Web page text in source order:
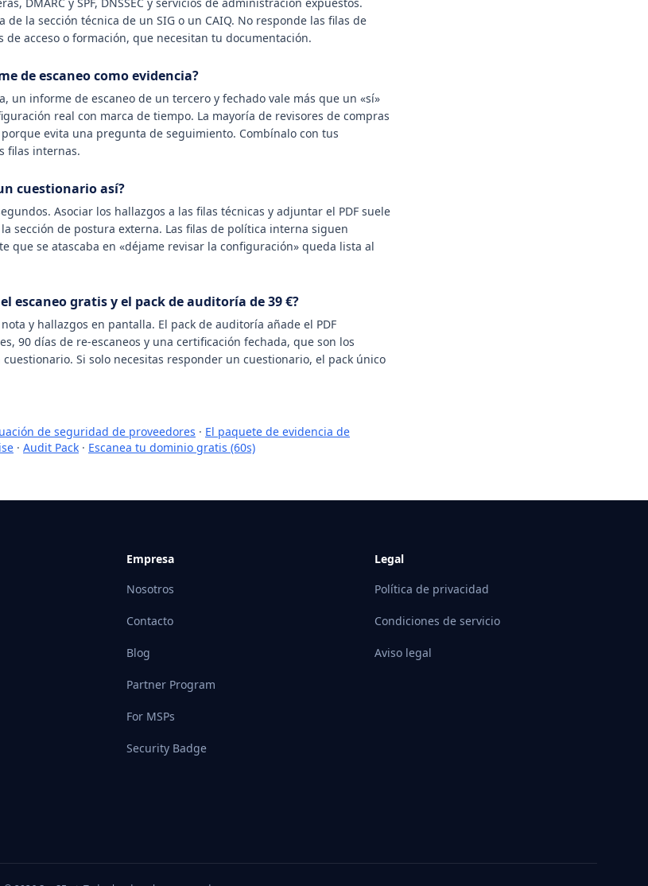
la sección técnica de un SIG o un CAIQ. No responde las filas de
acceso o formación, que necesitan tu documentación.
de escaneo como evidencia?
un informe de escaneo de un tercero y fechado vale más que un «sí»
real con marca de tiempo. La mayoría de revisores de compras
evita una pregunta de seguimiento. Combínalo con tus
filas internas.
cuestionario así?
Asociar los hallazgos a las filas técnicas y adjuntar el PDF suele
sección de postura externa. Las filas de política interna siguen
que se atascaba en «déjame revisar la configuración» queda lista al
escaneo gratis y el pack de auditoría de 39 €?
y hallazgos en pantalla. El pack de auditoría añade el PDF
90 días de re-escaneos y una certificación fechada, que son los
Si solo necesitas responder un cuestionario, el pack único
de seguridad de proveedores · El paquete de evidencia de
· Audit Pack · Escanea tu dominio gratis (60s)
Empresa
Nosotros
Contacto
Blog
Partner Program
For MSPs
Security Badge
Legal
Política de privacidad
Condiciones de servicio
Aviso legal